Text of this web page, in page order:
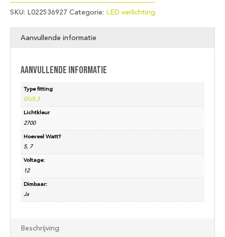
aantal
SKU: L022536927 Categorie: LED verlichting
Aanvullende informatie
Aanvullende informatie
Type fitting
GU5.3
Lichtkleur
2700
Hoeveel Watt?
5, 7
Voltage:
12
Dimbaar:
Ja
Beschrijving